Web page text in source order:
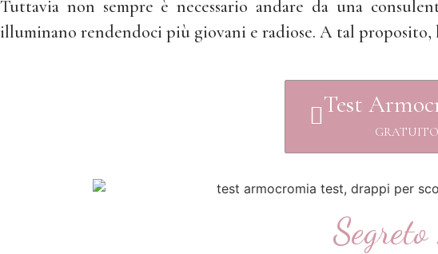
Tuttavia non sempre è necessario andare da una
illuminano rendendoci più giovani e radiose. A tal
Test
GRATUITO